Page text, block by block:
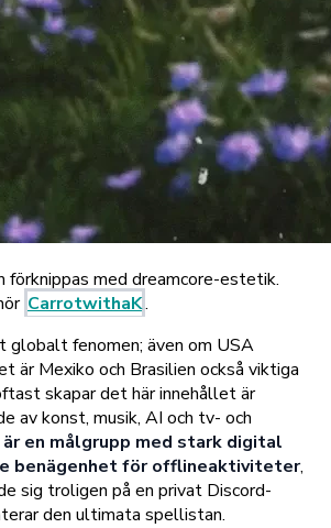
förknippas med dreamcore-estetik.
CarrotwithaK.
fenomen; även om USA
är Mexiko och Brasilien också viktiga
skapar det här innehållet är
av konst, musik, AI och tv- och
en målgrupp med stark digital
benägenhet för offlineaktiviteter,
sig troligen på en privat Discord-
den ultimata spellistan.